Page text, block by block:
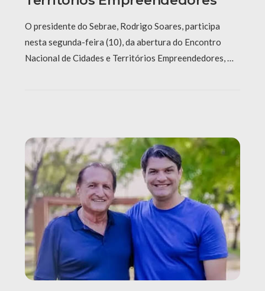
O presidente do Sebrae, Rodrigo Soares, participa
nesta segunda-feira (10), da abertura do Encontro
Nacional de Cidades e Territórios Empreendedores, …